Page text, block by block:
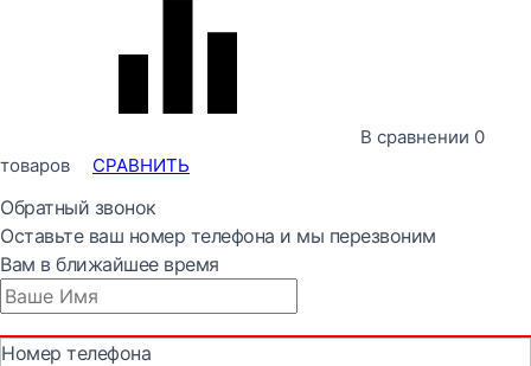
В сравнении 0
товаров
СРАВНИТЬ
Обратный звонок
Оставьте ваш номер телефона и мы перезвоним
Вам в ближайшее время
Номер телефона